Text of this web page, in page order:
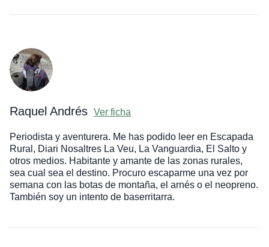
Raquel Andrés Ver ficha
Periodista y aventurera. Me has podido leer en Escapada
Rural, Diari Nosaltres La Veu, La Vanguardia, El Salto y
otros medios. Habitante y amante de las zonas rurales,
sea cual sea el destino. Procuro escaparme una vez por
semana con las botas de montaña, el arnés o el neopreno.
También soy un intento de baserritarra.